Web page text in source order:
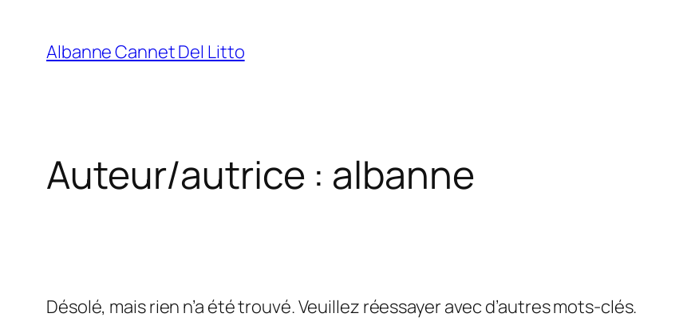
contenu
Albanne Cannet Del Litto
Auteur/autrice : albanne
Désolé, mais rien n’a été trouvé. Veuillez réessayer avec d’autres mots-clés.